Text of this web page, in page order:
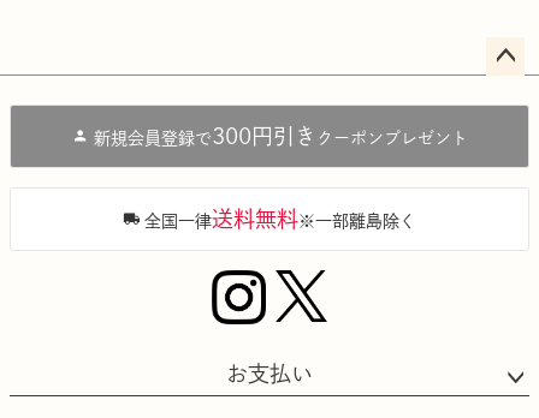
へ
新規会員登録で300円引き クーポンプレゼント
全国一律送料無料※一部離島除く
お支払い